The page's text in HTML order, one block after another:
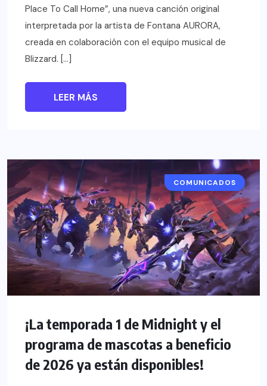
Place To Call Home”, una nueva canción original
interpretada por la artista de Fontana AURORA,
creada en colaboración con el equipo musical de
Blizzard. […]
LEER MÁS
COMUNICADOS
¡La temporada 1 de Midnight y el
programa de mascotas a beneficio
de 2026 ya están disponibles!